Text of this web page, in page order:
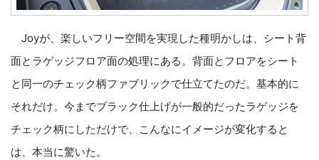
Joyが、楽しいフリー空間を実現した種明かしは、シート背
面とラゲッジフロア面の処理にある。背面とフロアをシート
と同一のチェック柄ファブリックで仕立てたのだ。基本的に
それだけ。今までブラック仕上げが一般的だったラゲッジを
チェック柄にしただけで、こんなにイメージが変化すると
は、本当に驚いた。